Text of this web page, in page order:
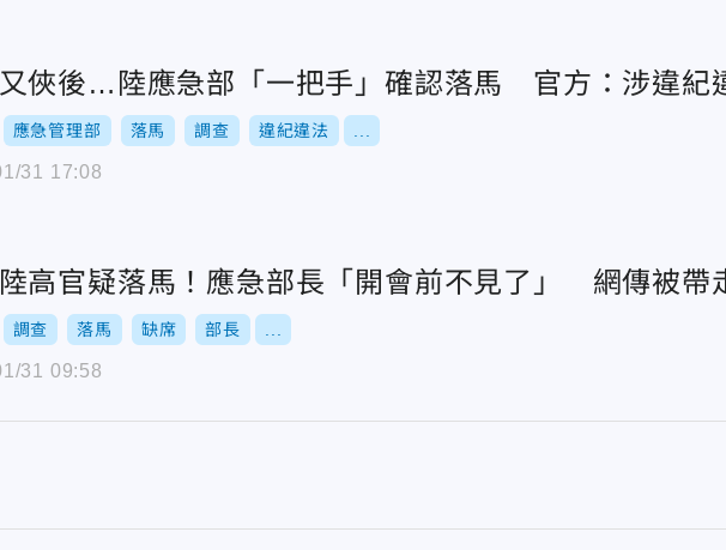
俠後…陸應急部「一把手」確認落馬 官方：涉違紀
應急管理部 落馬 調查 違紀違法
31 17:08
高官疑落馬！應急部長「開會前不見了」 網傳被帶
調查 落馬 缺席 部長
31 09:58